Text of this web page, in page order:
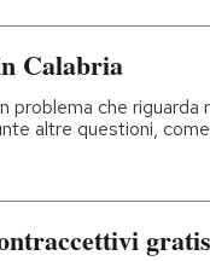
Calabria
problema che riguarda
altre questioni,
gratis